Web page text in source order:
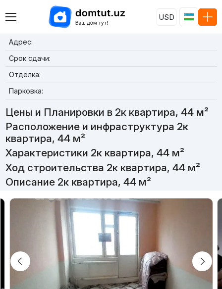
USD
Адрес:
Срок сдачи:
Отделка:
Парковка:
Цены и Планировки в 2к квартира, 44 м²
Расположение и инфраструктура 2к
квартира, 44 м²
Характеристики 2к квартира, 44 м²
Ход строительства 2к квартира, 44 м²
Описание 2к квартира, 44 м²